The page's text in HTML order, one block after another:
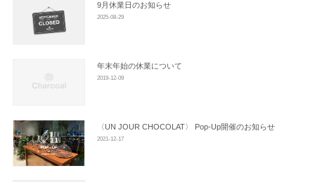
9月休業日のお知らせ
2025-08-29
年末年始の休業について
2019-12-09
〈UN JOUR CHOCOLAT〉 Pop-Up開催のお知らせ
2021-12-17